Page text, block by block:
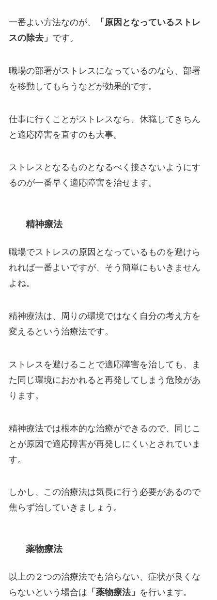
一番よい方法なのが、
「原因となっているストレ
スの除去」 です。
職場の部署がストレスになっているのなら、部署
を移動してもらうなどが効果的です。
仕事に行くことがストレスなら、休職してきちん
と適応障害を直すのも大事。
ストレスとなるものとなるべく接さないようにす
るのが一番早く適応障害を治せます。
精神療法
職場でストレスの原因となっているものを避けら
れれば一番よいですが、そう簡単にもいきません
よね。
精神療法は、周りの環境ではなく自分の考え方を
変えるという治療法です。
ストレスを避けることで適応障害を治しても、ま
た同じ環境におかれると再発してしまう危険があ
ります。
精神療法では根本的な治療ができるので、同じこ
とが原因で適応障害が再発しにくいとされていま
す。
しかし、この治療法は気長に行う必要があるので
焦らず治していきましょう。
薬物療法
以上の２つの治療法でも治らない、症状が良くな
らないという場合は 「薬物療法」 を行います。